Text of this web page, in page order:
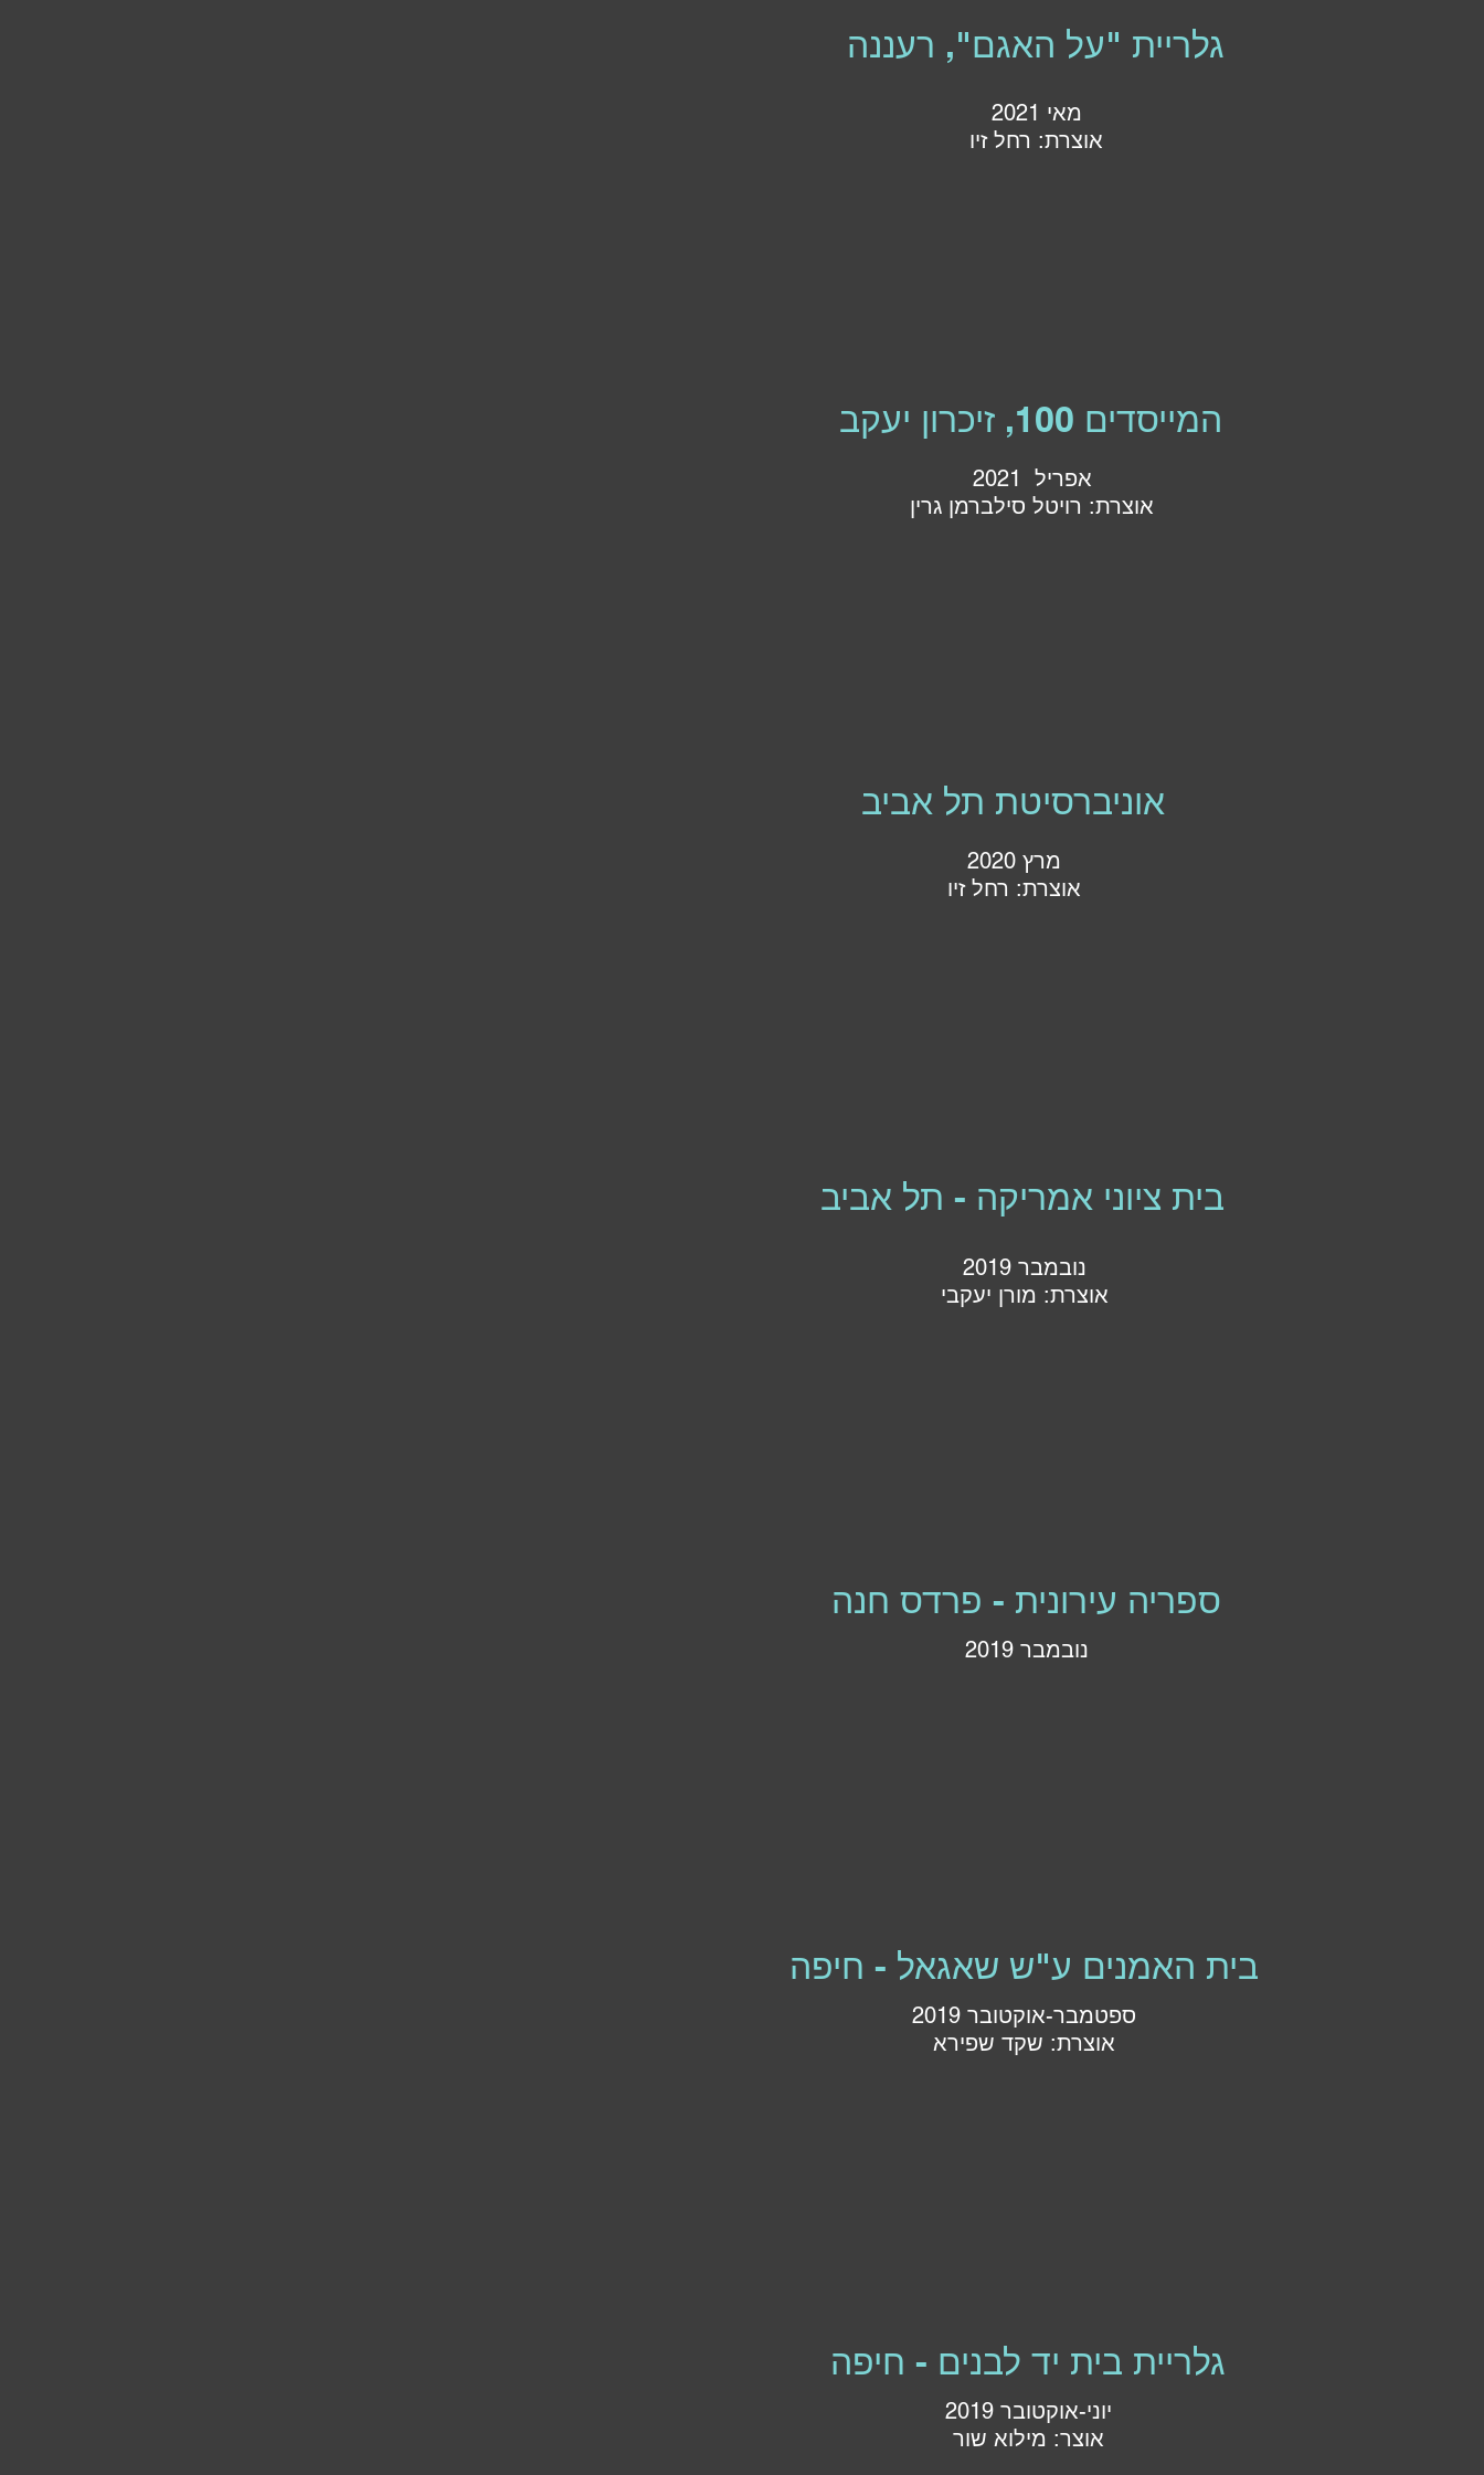
גלריית "על האגם", רעננה
מאי 2021
אוצרת: רחל זיו
המייסדים 100, זיכרון יעקב
אפריל 2021
אוצרת: רויטל סילברמן גרין
אוניברסיטת תל אביב
מרץ 2020
אוצרת: רחל זיו
בית ציוני אמריקה - תל אביב
נובמבר 2019
אוצרת: מורן יעקבי
ספריה עירונית - פרדס חנה
נובמבר 2019
בית האמנים ע"ש שאגאל - חיפה
ספטמבר-אוקטובר 2019
אוצרת: שקד שפירא
גלריית בית יד לבנים - חיפה
יוני-אוקטובר 2019
אוצר: מילוא שור